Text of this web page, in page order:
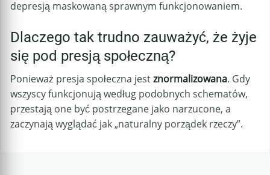
depresją maskowaną sprawnym funkcjonowaniem.
Dlaczego tak trudno zauważyć, że żyje
się pod presją społeczną?
Ponieważ presja społeczna jestznormalizowana. Gdy
wszyscy funkcjonują według podobnych schematów,
przestają one być postrzegane jako narzucone, a
zaczynają wyglądać jak „naturalny porządek rzeczy”.